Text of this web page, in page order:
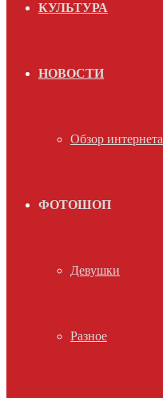
КУЛЬТУРА
НОВОСТИ
Обзор интернета
ФОТОШОП
Девушки
Разное